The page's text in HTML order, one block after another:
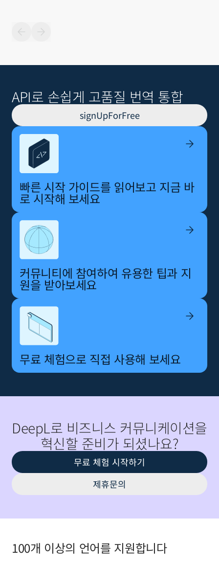
API로 손쉽게 고품질 번역 통합
signUpForFree
빠른 시작 가이드를 읽어보고 지금 바
로 시작해 보세요
커뮤니티에 참여하여 유용한 팁과 지
원을 받아보세요
무료 체험으로 직접 사용해 보세요
DeepL로 비즈니스 커뮤니케이션을
혁신할 준비가 되셨나요?
무료 체험 시작하기
제휴문의
100개 이상의 언어를 지원합니다